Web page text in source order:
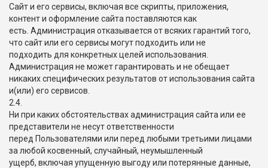
Сайт и его сервисы, включая все скрипты, приложения,
контент и оформление сайта поставляются как
есть. Администрация отказывается от всяких гарантий того,
что сайт или его сервисы могут подходить или не
подходить для конкретных целей использования.
Администрация не может гарантировать и не обещает
никаких специфических результатов от использования сайта
и(или) его сервисов.
2.4.
Ни при каких обстоятельствах администрация сайта или ее
представители не несут ответственности
перед Пользователями или перед любыми третьими лицами
за любой косвенный, случайный, неумышленный
ущерб, включая упущенную выгоду или потерянные данные,